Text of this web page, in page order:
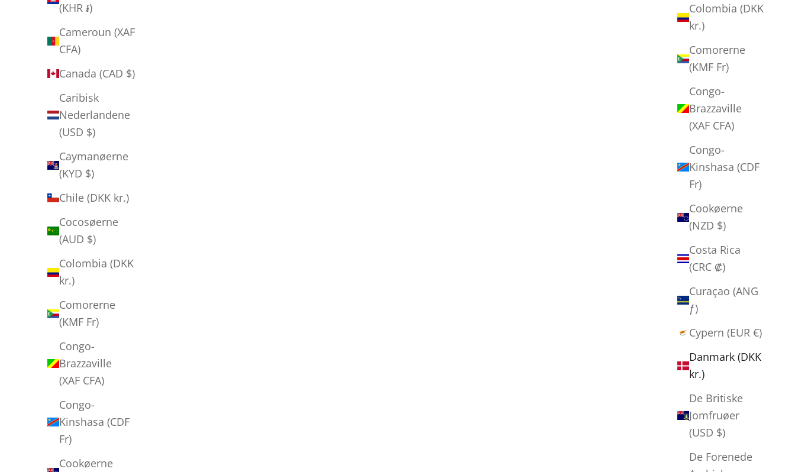
Colombia (DKK
kr.)
Comorerne
(KMF Fr)
Congo-
Brazzaville
(XAF CFA)
Congo-
Kinshasa (CDF
Fr)
Cookøerne
(NZD $)
Costa Rica
(CRC ₡)
Curaçao (ANG
ƒ)
Cypern (EUR €)
Danmark (DKK
kr.)
De Britiske
Jomfruøer
(USD $)
De Forenede
(KHR ៛)
Cameroun (XAF
CFA)
Canada (CAD $)
Caribisk
Nederlandene
(USD $)
Caymanøerne
(KYD $)
Chile (DKK kr.)
Cocosøerne
(AUD $)
Colombia (DKK
kr.)
Comorerne
(KMF Fr)
Congo-
Brazzaville
(XAF CFA)
Congo-
Kinshasa (CDF
Fr)
Cookøerne
Kjetil Berge - "U and I - The Drop"
Salgspris
700,00 kr
Doris Bloom - "5" Rnsparkugsi